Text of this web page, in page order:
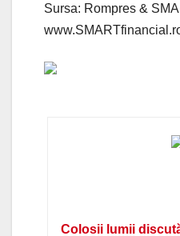
Sursa: Rompres &
Colosii lumii